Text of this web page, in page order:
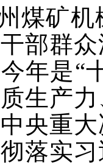
煤矿
部群
年是“
生产
央重
落实